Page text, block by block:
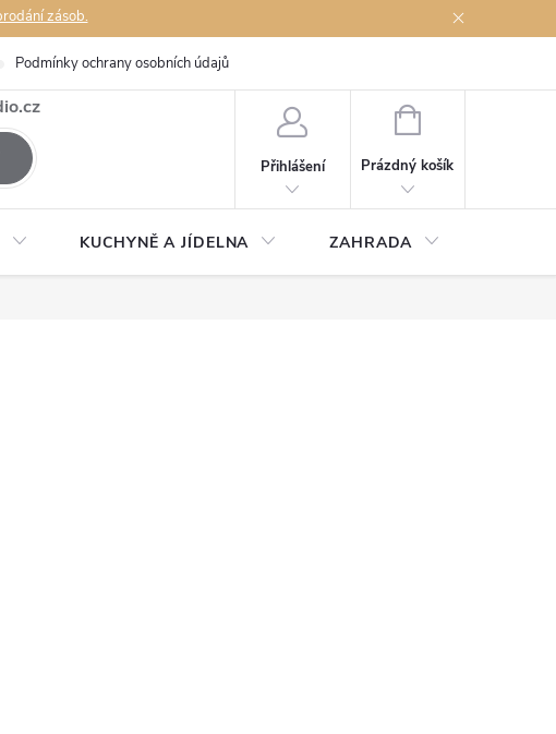
zásob.
Podmínky ochrany osobních údajů
Přihlášení
NÁKUPNÍ
Prázdný košík
KUCHYNĚ A JÍDELNA ZAHRADA